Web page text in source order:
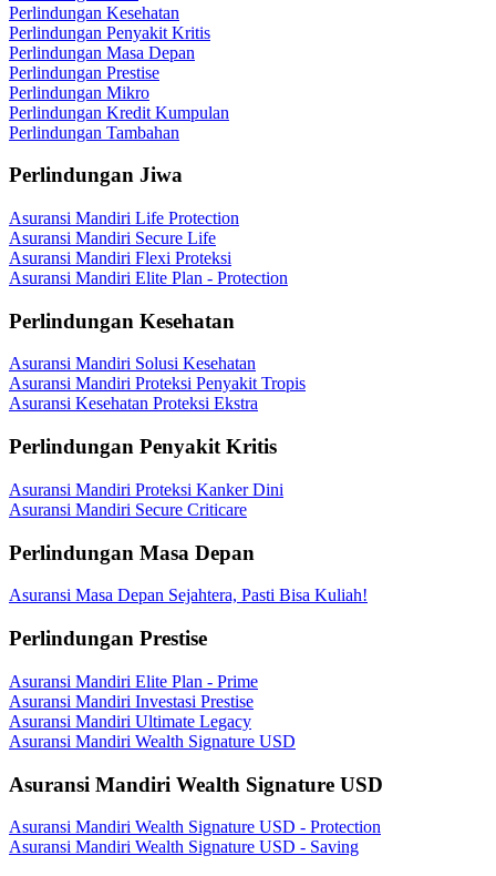
Perlindungan Kesehatan
Perlindungan Penyakit Kritis
Perlindungan Masa Depan
Perlindungan Prestise
Perlindungan Mikro
Perlindungan Kredit Kumpulan
Perlindungan Tambahan
Perlindungan Jiwa
Asuransi Mandiri Life Protection
Asuransi Mandiri Secure Life
Asuransi Mandiri Flexi Proteksi
Asuransi Mandiri Elite Plan - Protection
Perlindungan Kesehatan
Asuransi Mandiri Solusi Kesehatan
Asuransi Mandiri Proteksi Penyakit Tropis
Asuransi Kesehatan Proteksi Ekstra
Perlindungan Penyakit Kritis
Asuransi Mandiri Proteksi Kanker Dini
Asuransi Mandiri Secure Criticare
Perlindungan Masa Depan
Asuransi Masa Depan Sejahtera, Pasti Bisa Kuliah!
Perlindungan Prestise
Asuransi Mandiri Elite Plan - Prime
Asuransi Mandiri Investasi Prestise
Asuransi Mandiri Ultimate Legacy
Asuransi Mandiri Wealth Signature USD
Asuransi Mandiri Wealth Signature USD
Asuransi Mandiri Wealth Signature USD - Protection
Asuransi Mandiri Wealth Signature USD - Saving